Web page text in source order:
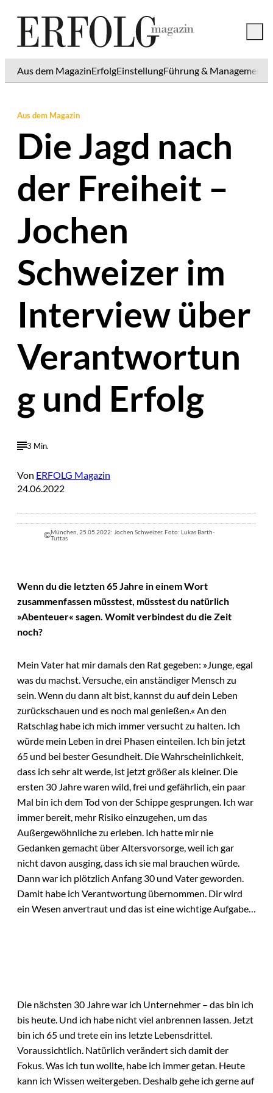
Aus dem MagazinErfolgEinstellungFührung & Management
Aus dem Magazin
Die Jagd nach
der Freiheit –
Jochen
Schweizer im
Interview über
Verantwortun
g und Erfolg
3 Min.
Von ERFOLG Magazin
24.06.2022
©München, 25.05.2022: Jochen Schweizer. Foto: Lukas Barth-
Tuttas
Wenn du die letzten 65 Jahre in einem Wort
zusammenfassen müsstest, müsstest du natürlich
»Abenteuer« sagen. Womit verbindest du die Zeit
noch?
Mein Vater hat mir damals den Rat gegeben: »Junge, egal
was du machst. Versuche, ein anständiger Mensch zu
sein. Wenn du dann alt bist, kannst du auf dein Leben
zurückschauen und es noch mal genießen.« An den
Ratschlag habe ich mich immer versucht zu halten. Ich
würde mein Leben in drei Phasen einteilen. Ich bin jetzt
65 und bei bester Gesundheit. Die Wahrscheinlichkeit,
dass ich sehr alt werde, ist jetzt größer als kleiner. Die
ersten 30 Jahre waren wild, frei und gefährlich, ein paar
Mal bin ich dem Tod von der Schippe gesprungen. Ich war
immer bereit, mehr Risiko einzugehen, um das
Außergewöhnliche zu erleben. Ich hatte mir nie
Gedanken gemacht über Altersvorsorge, weil ich gar
nicht davon ausging, dass ich sie mal brauchen würde.
Dann war ich plötzlich Anfang 30 und Vater geworden.
Damit habe ich Verantwortung übernommen. Dir wird
ein Wesen anvertraut und das ist eine wichtige Aufgabe…
Die nächsten 30 Jahre war ich Unternehmer – das bin ich
bis heute. Und ich habe nicht viel anbrennen lassen. Jetzt
bin ich 65 und trete ein ins letzte Lebensdrittel.
Voraussichtlich. Natürlich verändert sich damit der
Fokus. Was ich tun wollte, habe ich immer getan. Heute
kann ich Wissen weitergeben. Deshalb gehe ich gerne auf